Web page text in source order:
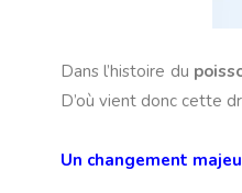
Dans l’histoire du
D’où vient donc cette
Un changement